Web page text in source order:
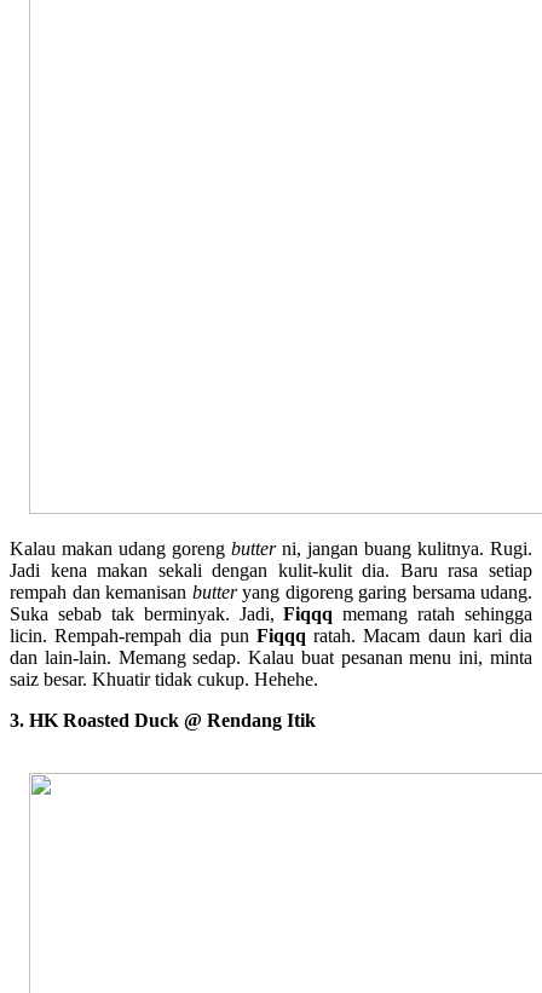
Kalau makan udang goreng butterni, jangan buang kulitnya. Rugi.
Jadi kena makan sekali dengan kulit-kulit dia. Baru rasa setiap
rempah dan kemanisan butter yang digoreng garing bersama udang.
Suka sebab tak berminyak. Jadi,Fiqqq memang ratah sehingga
licin. Rempah-rempah dia pun Fiqqq ratah. Macam daun kari dia
dan lain-lain. Memang sedap. Kalau buat pesanan menu ini, minta
saiz besar. Khuatir tidak cukup. Hehehe.
3. HK Roasted Duck @ Rendang Itik